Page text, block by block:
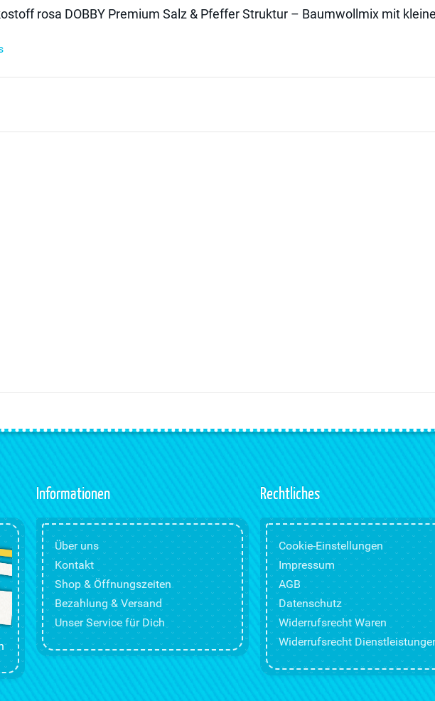
rosa DOBBY Premium Salz & Pfeffer Struktur – Baumwollmix mit
Informationen
Über uns
Kontakt
Shop & Öffnungszeiten
Bezahlung & Versand
Unser Service für Dich
Rechtliches
Cookie-Einstellungen
Impressum
AGB
Datenschutz
Widerrufsrecht Waren
Widerrufsrecht